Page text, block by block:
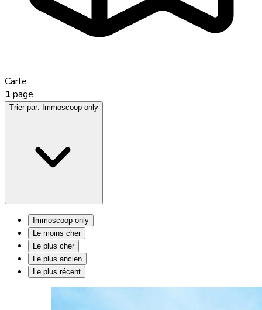
Carte
1 page
Trier par: Immoscoop only
Immoscoop only
Le moins cher
Le plus cher
Le plus ancien
Le plus récent